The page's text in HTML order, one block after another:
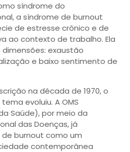
síndrome do
a síndrome de burnout
de estresse crônico e de
ao contexto de trabalho. Ela
exaustão
e baixo sentimento de
na década de 1970, o
evoluiu. A OMS
Saúde), por meio da
das Doenças, já
burnout como um
contemporânea